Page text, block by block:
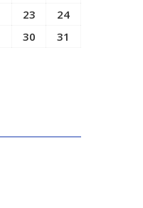
23
24
30 31